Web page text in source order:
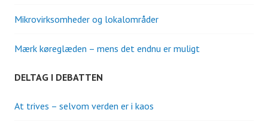
Mikrovirksomheder og lokalområder
Mærk køreglæden – mens det endnu er muligt
DELTAG I DEBATTEN
At trives – selvom verden er i kaos